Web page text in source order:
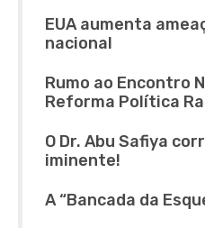
EUA aumenta
nacional
Rumo ao Encontro
Reforma Política
O Dr. Abu Safiya
iminente!
A “Bancada da